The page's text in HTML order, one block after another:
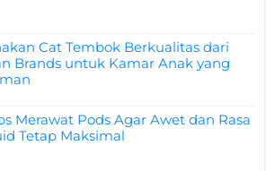
Cat Tembok Berkualitas dari
Brands untuk Kamar Anak yang
Merawat Pods Agar Awet dan Rasa
Tetap Maksimal